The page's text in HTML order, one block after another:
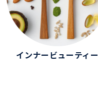
インナービューティー